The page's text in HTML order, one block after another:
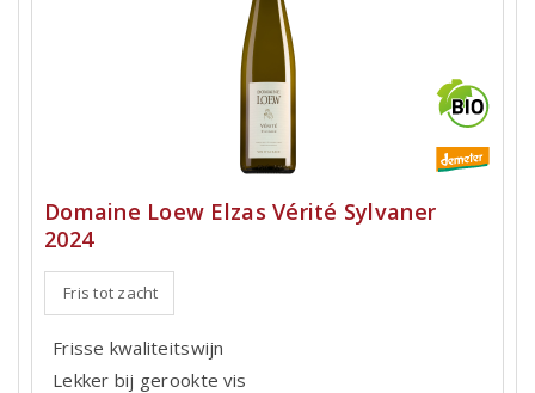
Domaine Loew Elzas Vérité Sylvaner
2024
Fris tot zacht
Frisse kwaliteitswijn
Lekker bij gerookte vis